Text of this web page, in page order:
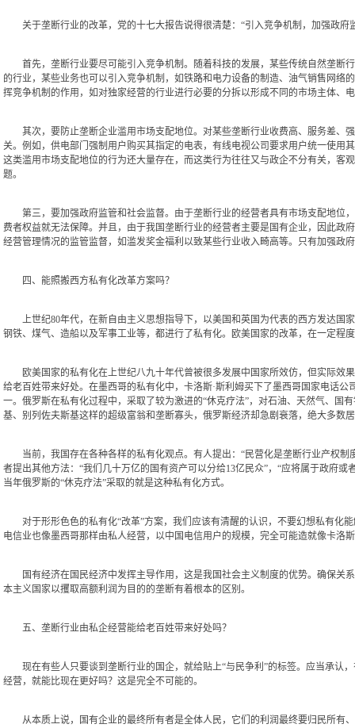
关于垄断行业的改革，党的十七大报告说得很清楚：“引入竞争机制，加强政府
首先，垄断行业要尽可能引入竞争机制。随着科技的发展，某些传统自然垄断
的行业，某些业务也可以引入竞争机制，如铁路和电力设备的制造、油气销售网
挥竞争机制的作用，如对独家经营的行业进行必要的分拆以形成不同的市场主体、
其次，要防止垄断企业滥用市场支配地位。对某些垄断行业收费高、服务差、
关。例如，供电部门强制用户购买其指定的电表，有线电视公司要求用户统一使用
这类滥用市场支配地位的行为还大量存在，而这类行为往往又与政企不分有关，
题。
第三，要加强政府监管和社会监督。由于垄断行业的经营者具有市场支配地位
费者权益就无法保障。并且，由于我国垄断行业的经营者主要是国有企业，因此
经营管理情况的监管监督，如滥发奖金福利以致某些行业收入畸高等。只有加强政
四、能照搬西方私有化改革方案吗？
上世纪80年代，在新自由主义思想指导下，以美国和英国为代表的西方发达国
钢铁、煤气、造船以及军事工业等，都进行了私有化。欧美国家的改革，在一定程
欧美国家的私有化在上世纪八九十年代曾被很多发展中国家所效仿，但实际效
给老百姓带来好处。在墨西哥的私有化中，卡洛斯·斯利姆买下了墨西哥国家电话
一。俄罗斯在私有化过程中，采取了较为激进的“休克疗法”，对石油、天然气、国
基、别列佐夫斯基这样的超级富翁和垄断寡头，俄罗斯经济却急剧衰落，绝大多数
当前，我国存在各种各样的私有化观点。有人提出：“民营化是垄断行业产权制
者提出其他方法：“我们几十万亿的国有资产可以分给13亿民众”，“应将属于政府
当年俄罗斯的“休克疗法”采取的就是这种私有化方式。
对于形形色色的私有化“改革”方案，我们应该有清醒的认识，不要幻想私有化
电信业也像墨西哥那样由私人经营，以中国电信用户的规模，完全可能造就像卡洛
国有经济在国民经济中发挥主导作用，这是我国社会主义制度的优势。确保关
本主义国家以攫取高额利润为目的的垄断有着根本的区别。
五、垄断行业由私企经营能给老百姓带来好处吗？
现在有些人只要谈到垄断行业的国企，就给贴上“与民争利”的标签。应当承认
经营，就能比现在更好吗？这是完全不可能的。
从本质上说，国有企业的最终所有者是全体人民，它们的利润最终要归民所有